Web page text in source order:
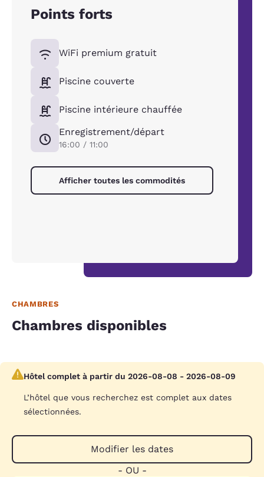
Points forts
WiFi premium gratuit
Piscine couverte
Piscine intérieure chauffée
Enregistrement/départ
16:00 / 11:00
Afficher toutes les commodités
CHAMBRES
Chambres disponibles
Hôtel complet à partir du 2026-08-08 - 2026-08-09
L’hôtel que vous recherchez est complet aux dates
sélectionnées.
Modifier les dates
- OU -